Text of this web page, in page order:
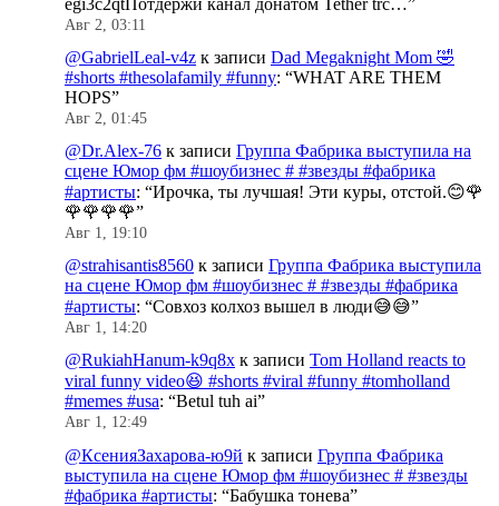
Авг 2, 03:11
@GabrielLeal-v4z к записи Dad Megaknight Mom 🤣
#shorts #thesolafamily #funny: “WHAT ARE THEM
HOPS”
Авг 2, 01:45
@Dr.Alex-76 к записи Группа Фабрика выступила на
сцене Юмор фм #шоубизнес # #звезды #фабрика
#артисты: “Ирочка, ты лучшая! Эти куры, отстой.😊🌹
🌹🌹🌹🌹”
Авг 1, 19:10
@strahisantis8560 к записи Группа Фабрика выступила
на сцене Юмор фм #шоубизнес # #звезды #фабрика
#артисты: “Совхоз колхоз вышел в люди😅😅”
Авг 1, 14:20
@RukiahHanum-k9q8x к записи Tom Holland reacts to
viral funny video😆 #shorts #viral #funny #tomholland
#memes #usa: “Betul tuh ai”
Авг 1, 12:49
@КсенияЗахарова-ю9й к записи Группа Фабрика
выступила на сцене Юмор фм #шоубизнес # #звезды
#фабрика #артисты: “Бабушка тонева”